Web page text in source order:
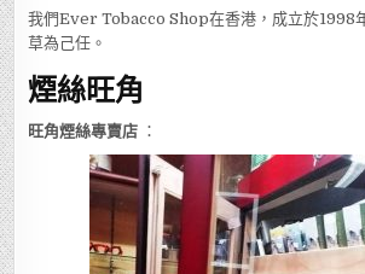
我們Ever Tobacco Shop在香港，成立於1998
草為己任。
煙絲旺角
旺角煙絲專賣店 ：